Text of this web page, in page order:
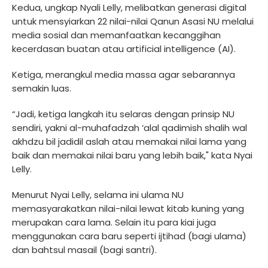
Kedua, ungkap Nyali Lelly, melibatkan generasi digital
untuk mensyiarkan 22 nilai-nilai Qanun Asasi NU melalui
media sosial dan memanfaatkan kecanggihan
kecerdasan buatan atau artificial intelligence (AI).
Ketiga, merangkul media massa agar sebarannya
semakin luas.
“Jadi, ketiga langkah itu selaras dengan prinsip NU
sendiri, yakni al-muhafadzah ‘alal qadimish shalih wal
akhdzu bil jadidil aslah atau memakai nilai lama yang
baik dan memakai nilai baru yang lebih baik," kata Nyai
Lelly.
Menurut Nyai Lelly, selama ini ulama NU
memasyarakatkan nilai-nilai lewat kitab kuning yang
merupakan cara lama. Selain itu para kiai juga
menggunakan cara baru seperti ijtihad (bagi ulama)
dan bahtsul masail (bagi santri).